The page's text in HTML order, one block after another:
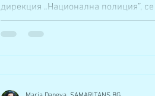
дирекция „Национална полиция”,
конференция по въпросите на
насилие, в...